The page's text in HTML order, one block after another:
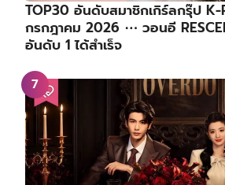
TOP30 อันดับสมาชิกเกิร์ลกรุ๊ป K-
กรกฎาคม 2026 ⋯ วอนอี
อันดับ 1 ได้สำเร็จ